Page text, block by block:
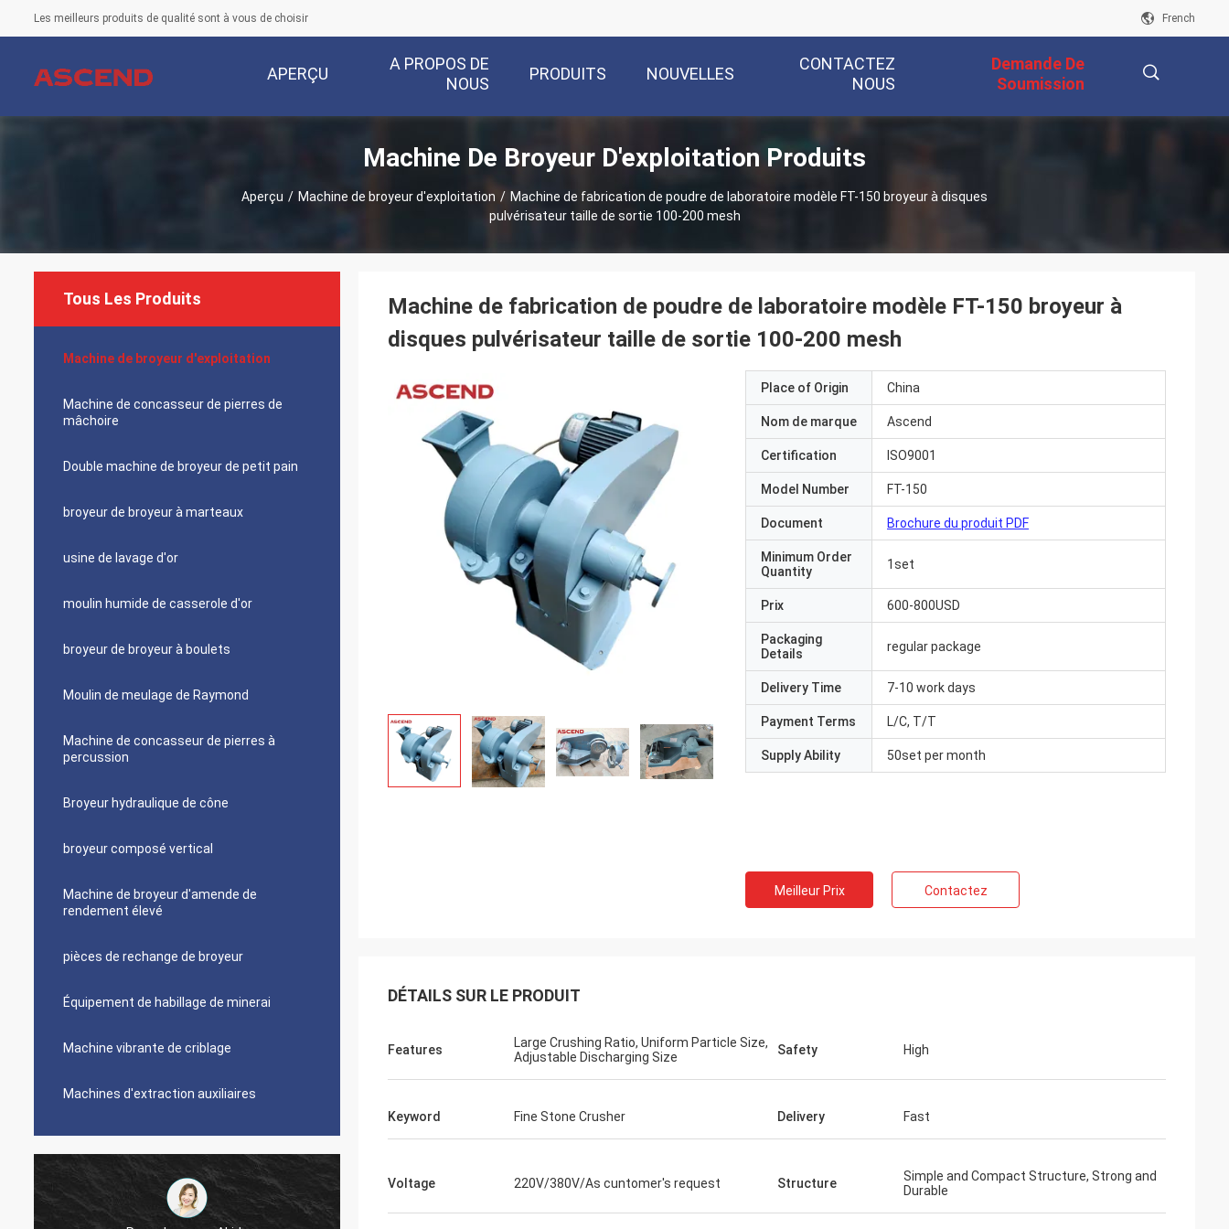
Les meilleurs produits de qualité sont à vous de choisir French
APERÇU
A PROPOS DE
NOUS
PRODUITS NOUVELLES
CONTACTEZ
NOUS
Demande De
Soumission
Machine De Broyeur D'exploitation Produits
Aperçu / Machine de broyeur d'exploitation / Machine de fabrication de poudre de laboratoire modèle FT-150 broyeur à disques
pulvérisateur taille de sortie 100-200 mesh
Tous Les Produits
Machine de broyeur d'exploitation
Machine de concasseur de pierres de
mâchoire
Double machine de broyeur de petit pain
broyeur de broyeur à marteaux
usine de lavage d'or
moulin humide de casserole d'or
broyeur de broyeur à boulets
Moulin de meulage de Raymond
Machine de concasseur de pierres à
percussion
Broyeur hydraulique de cône
broyeur composé vertical
Machine de broyeur d'amende de
rendement élevé
pièces de rechange de broyeur
Équipement de habillage de minerai
Machine vibrante de criblage
Machines d'extraction auxiliaires
Machine de fabrication de poudre de laboratoire modèle FT-150 broyeur à
disques pulvérisateur taille de sortie 100-200 mesh
Place of Origin China
Nom de marque Ascend
Certification ISO9001
Model Number FT-150
Document Brochure du produit PDF
Minimum Order
Quantity
1set
Prix 600-800USD
Packaging
Details
regular package
Delivery Time 7-10 work days
Payment Terms L/C, T/T
Supply Ability 50set per month
Meilleur Prix Contactez
DÉTAILS SUR LE PRODUIT
Features
Large Crushing Ratio, Uniform Particle Size,
Adjustable Discharging Size
Safety High
Keyword Fine Stone Crusher Delivery Fast
Voltage 220V/380V/As cuntomer's request Structure
Simple and Compact Structure, Strong and
Durable